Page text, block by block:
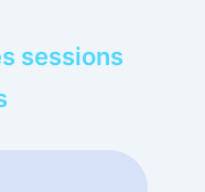
sessions